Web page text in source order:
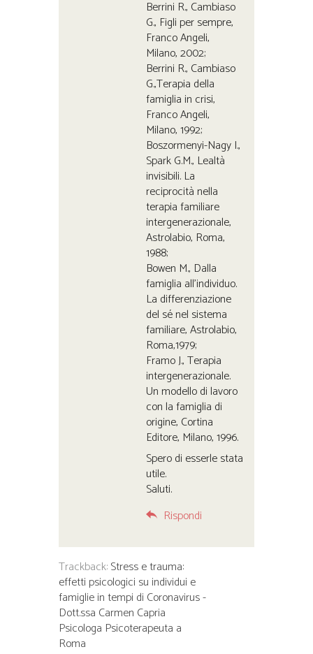
Berrini R., Cambiaso
G., Figli per sempre,
Franco Angeli,
Milano, 2002;
Berrini R., Cambiaso
G.,Terapia della
famiglia in crisi,
Franco Angeli,
Milano, 1992;
Boszormenyi-Nagy I.,
Spark G.M., Lealtà
invisibili. La
reciprocità nella
terapia familiare
intergenerazionale,
Astrolabio, Roma,
1988;
Bowen M., Dalla
famiglia all’individuo.
La differenziazione
del sé nel sistema
familiare, Astrolabio,
Roma,1979;
Framo J., Terapia
intergenerazionale.
Un modello di lavoro
con la famiglia di
origine, Cortina
Editore, Milano, 1996.
Spero di esserle stata
utile.
Saluti.
Rispondi
Trackback:Stress e trauma:
effetti psicologici su individui e
famiglie in tempi di Coronavirus -
Dott.ssa Carmen Capria
Psicologa Psicoterapeuta a
Roma